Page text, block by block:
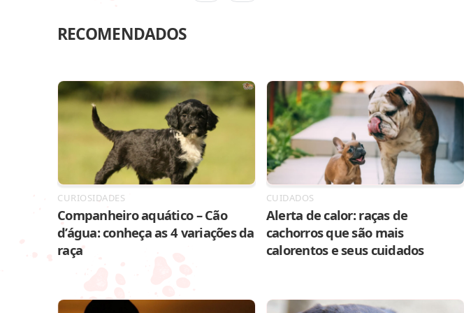
RECOMENDADOS
CURIOSIDADES
Companheiro aquático – Cão
d’água: conheça as 4 variações da
raça
CUIDADOS
Alerta de calor: raças de
cachorros que são mais
calorentos e seus cuidados